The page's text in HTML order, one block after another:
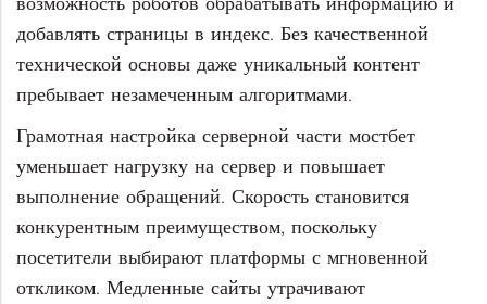
добавлять страницы в индекс. Без качественной
технической основы даже уникальный контент
пребывает незамеченным алгоритмами.
Грамотная настройка серверной части мостбет
уменьшает нагрузку на сервер и повышает
выполнение обращений. Скорость становится
конкурентным преимуществом, поскольку
посетители выбирают платформы с мгновенной
откликом. Медленные сайты утрачивают